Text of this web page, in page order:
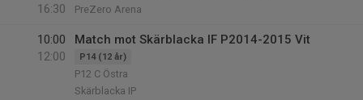
16:30
PreZero Arena
10:00
12:00
Match mot Skärblacka IF P2014-2015 Vit
P14 (12 år)
P12 C Östra
Skärblacka IP